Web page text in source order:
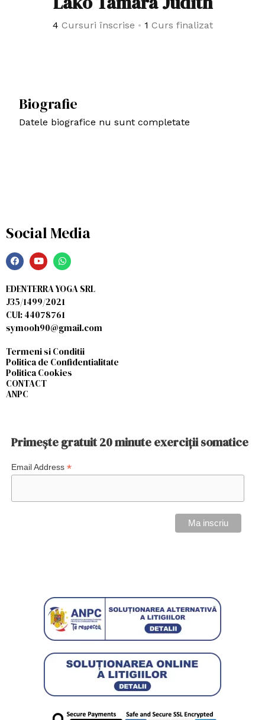
4 Cursuri înscrise • 1 Curs finalizat
Biografie
Datele biografice nu sunt completate
Social Media
EDENTERRA YOGA SRL
J35/1499/2021
CUI: 44078761
symooh90@gmail.com
Termeni si Conditii
Politica de Confidentialitate
Politica Cookies
CONTACT
ANPC
Primește gratuit 20 minute exerciții somatice
Email Address *